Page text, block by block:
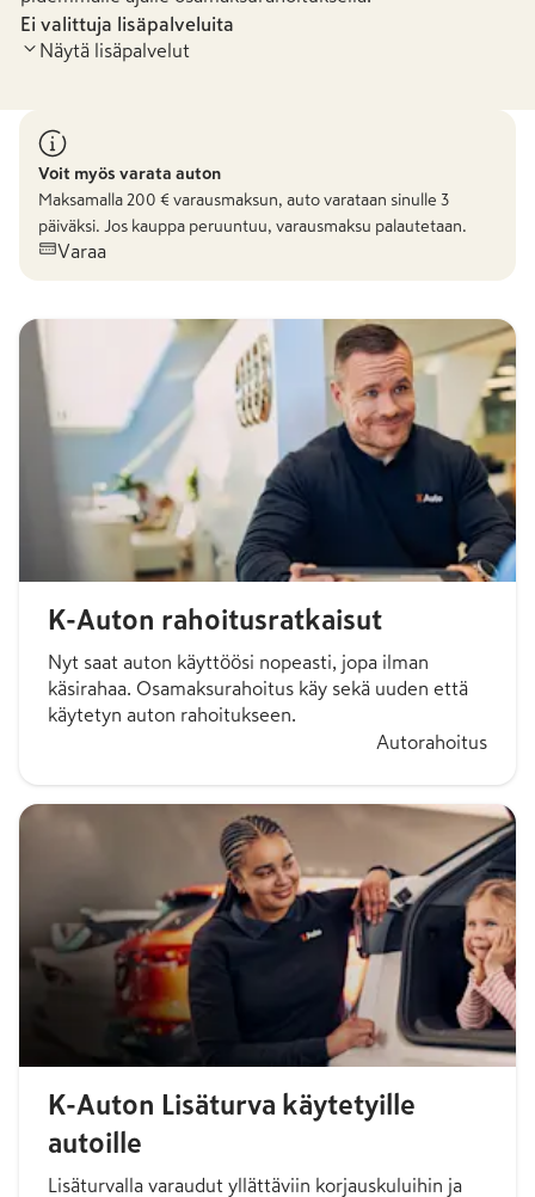
Ei valittuja lisäpalveluita
Näytä lisäpalvelut
Voit myös varata auton
Maksamalla 200 € varausmaksun, auto varataan sinulle 3
päiväksi. Jos kauppa peruuntuu, varausmaksu palautetaan.
Varaa
K-Auton rahoitusratkaisut
Nyt saat auton käyttöösi nopeasti, jopa ilman
käsirahaa. Osamaksurahoitus käy sekä uuden että
käytetyn auton rahoitukseen.
Autorahoitus
K-Auton Lisäturva käytetyille
autoille
Lisäturvalla varaudut yllättäviin korjauskuluihin ja